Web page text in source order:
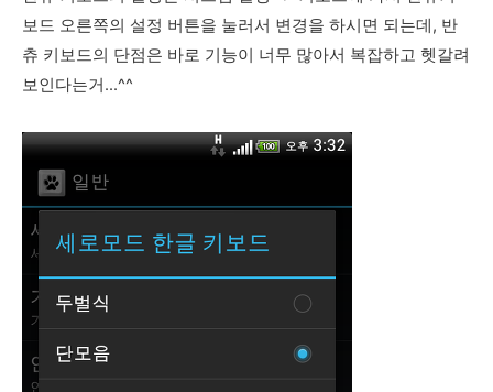
보드 오른쪽의 설정 버튼을 눌러서 변경을 하시면 되는데, 반
츄 키보드의 단점은 바로 기능이 너무 많아서 복잡하고 헷갈려
보인다는거...^^